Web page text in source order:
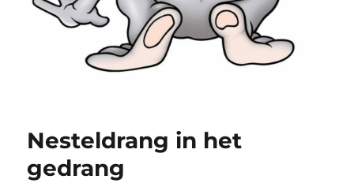
Nesteldrang in het
gedrang